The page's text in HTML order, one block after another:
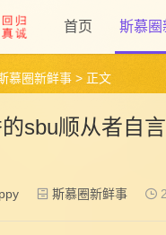
首页 斯慕圈
慕圈新鲜事 > 正文
sbu顺从者自
斯慕圈新鲜事